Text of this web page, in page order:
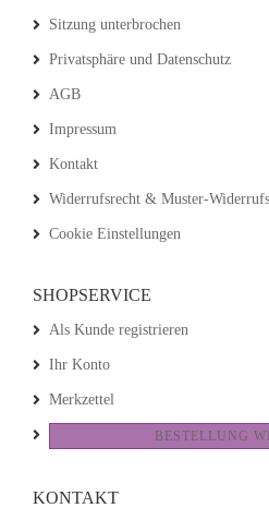
Sitzung unterbrochen
Privatsphäre und Datenschutz
AGB
Impressum
Kontakt
Widerrufsrecht & Muster-
Cookie Einstellungen
SHOPSERVICE
Als Kunde registrieren
Ihr Konto
Merkzettel
BESTELLUNG
KONTAKT